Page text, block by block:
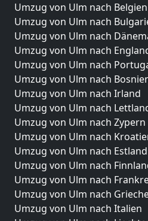
Umzug von Ulm nach Belgien
Umzug von Ulm nach
Umzug von Ulm nach
Umzug von Ulm nach
Umzug von Ulm nach
Umzug von Ulm nach
Umzug von Ulm nach Irland
Umzug von Ulm nach
Umzug von Ulm nach Zypern
Umzug von Ulm nach
Umzug von Ulm nach Estland
Umzug von Ulm nach
Umzug von Ulm nach
Umzug von Ulm nach
Umzug von Ulm nach Italien